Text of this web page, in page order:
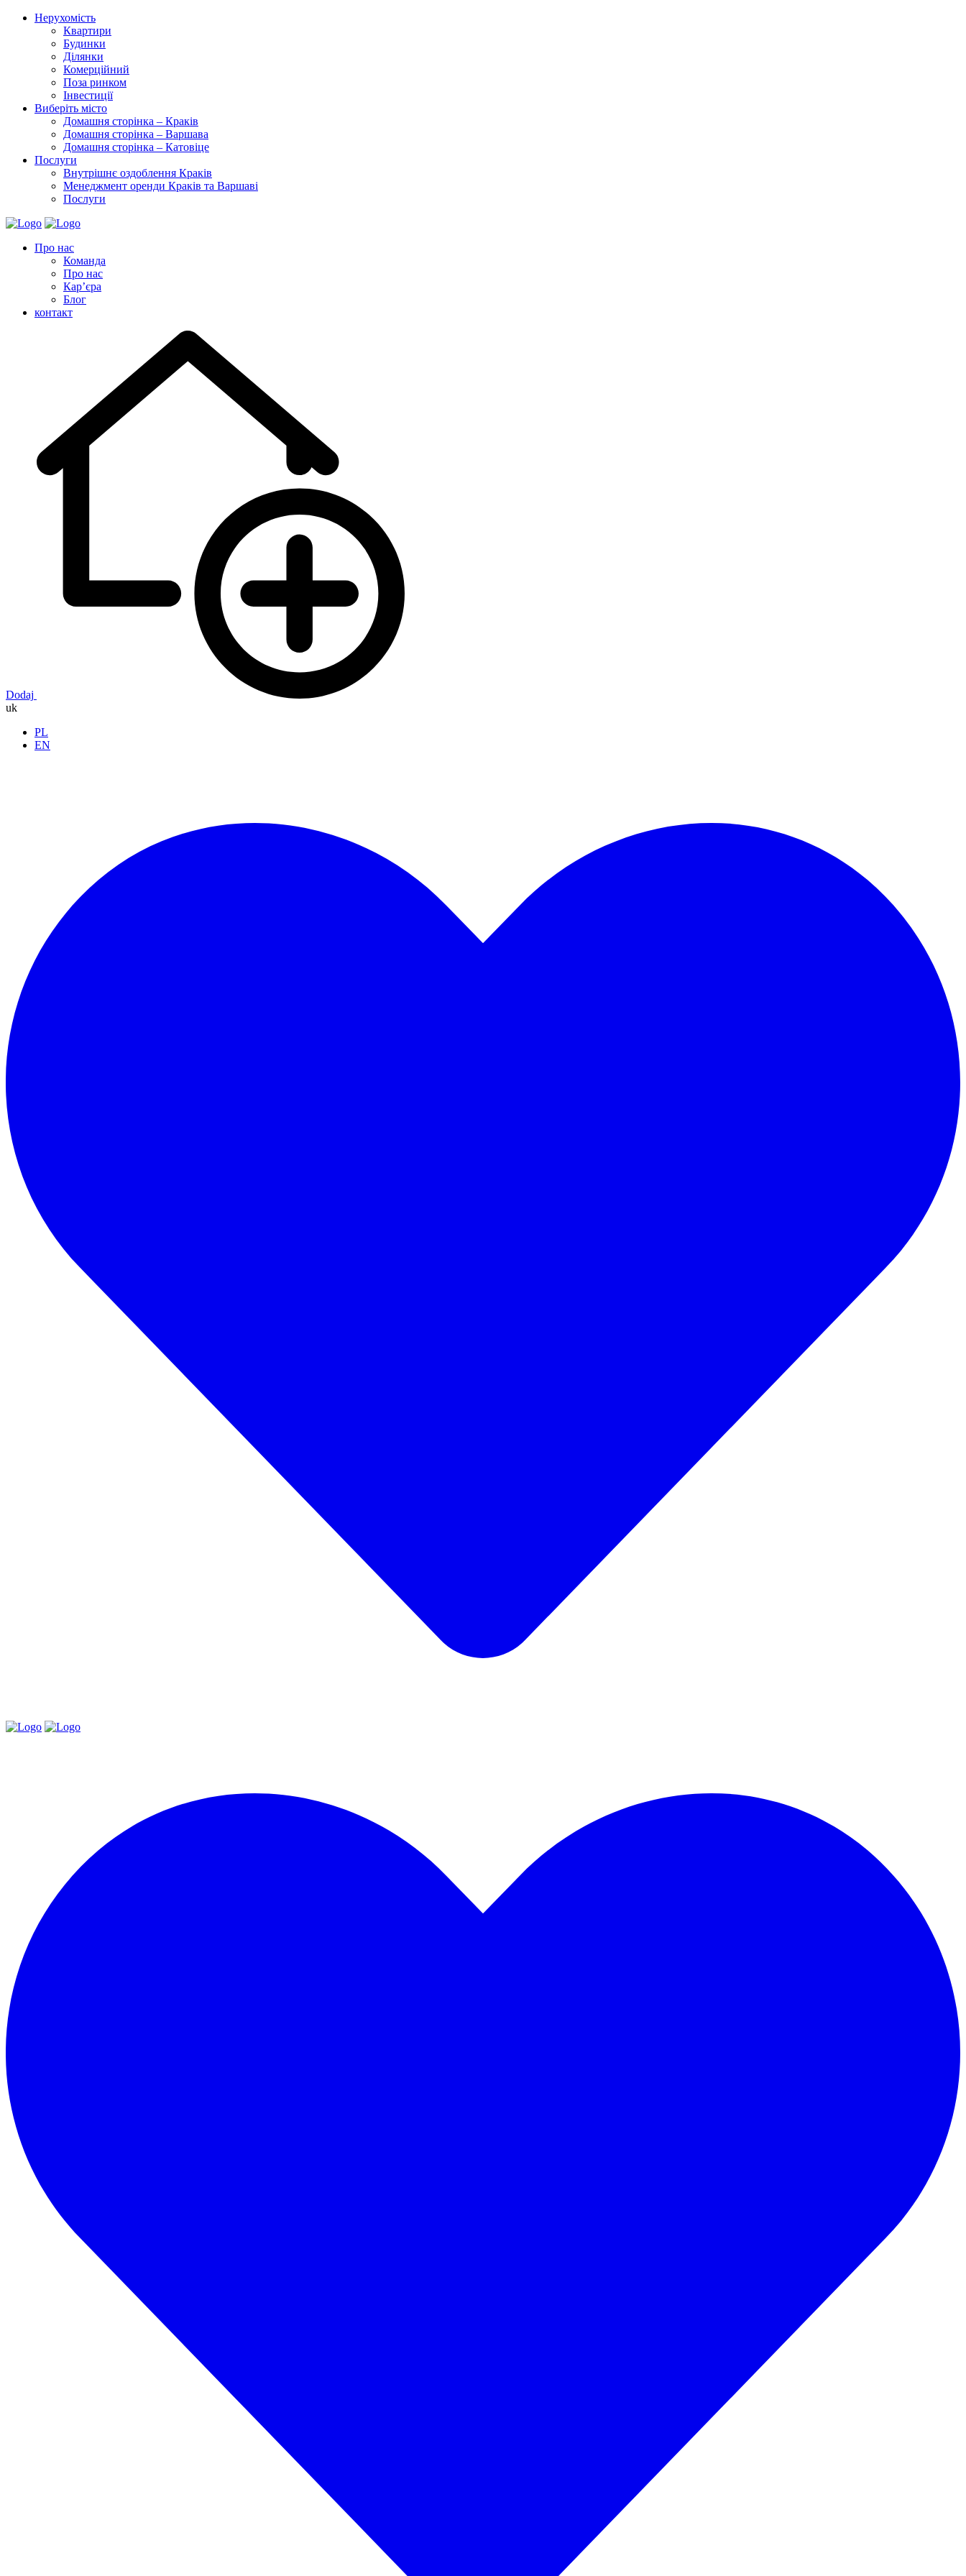
Нерухомість
Квартири
Будинки
Ділянки
Комерційний
Поза ринком
Інвестиції
Виберіть місто
Домашня сторінка – Краків
Домашня сторінка – Варшава
Домашня сторінка – Катовіце
Послуги
Внутрішнє оздоблення Краків
Менеджмент оренди Краків та Варшаві
Послуги
Про нас
Команда
Про нас
Кар’єра
Блог
контакт
Dodaj
uk
PL
EN